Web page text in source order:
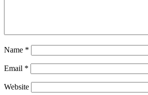
Name *
Email *
Website